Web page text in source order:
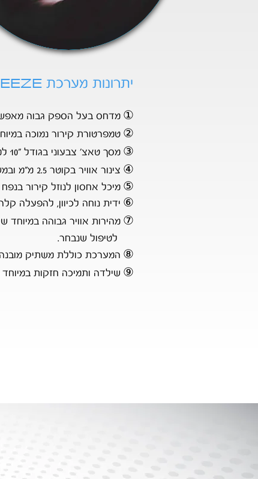
יתרונות מערכת
① מדחס בעל הספק גבוה
② טמפרטורת קירור נמוכה
③ מסך טאצ' צבעוני בגודל "10 ל
④ צינור אוויר בקוטר 2.5 מ"מ ובמשקל 200 גרם - גמיש וקל יותר.
⑤ מיכל אחסון לנוזל קירור בנפח 5.1 ליטר המתאים גם לקירור בטמפרטורות נמוכות במיוחד.
⑥ ידית נוחה לכיוון, להפעלה
⑦ מהירות אוויר גבוהה במיוחד של 700 ליטר / דקה. ניתן לבחור בין 5 מהירויות שונות
לטיפול שנבחר.
⑧ המערכת כוללת משתיק
⑨ שילדה ותמיכה חזקות במיוחד